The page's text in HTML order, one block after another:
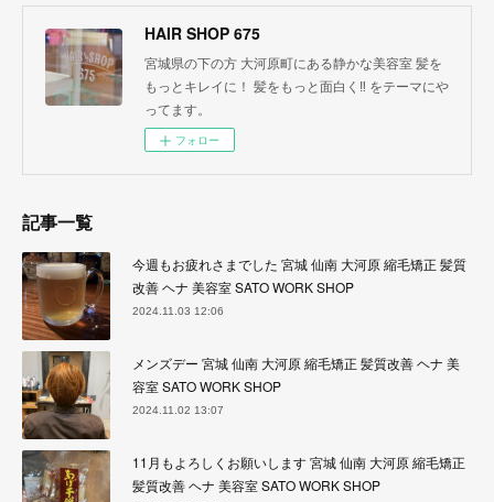
HAIR SHOP 675
宮城県の下の方 大河原町にある静かな美容室 髪を
もっとキレイに！ 髪をもっと面白く‼︎ をテーマにや
ってます。
フォロー
記事一覧
今週もお疲れさまでした 宮城 仙南 大河原 縮毛矯正 髪質
改善 ヘナ 美容室 SATO WORK SHOP
2024.11.03 12:06
メンズデー 宮城 仙南 大河原 縮毛矯正 髪質改善 ヘナ 美
容室 SATO WORK SHOP
2024.11.02 13:07
11月もよろしくお願いします 宮城 仙南 大河原 縮毛矯正
髪質改善 ヘナ 美容室 SATO WORK SHOP